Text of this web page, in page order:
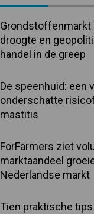
Grondstoffenmarkt
droogte en
handel in de greep
De speenhuid: een
onderschatte
mastitis
ForFarmers ziet
marktaandeel
Nederlandse markt
Tien praktische